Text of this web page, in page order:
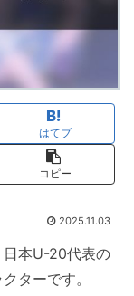
はてブ
コピー
2025.11.03
日本U-20代表の
ターです。